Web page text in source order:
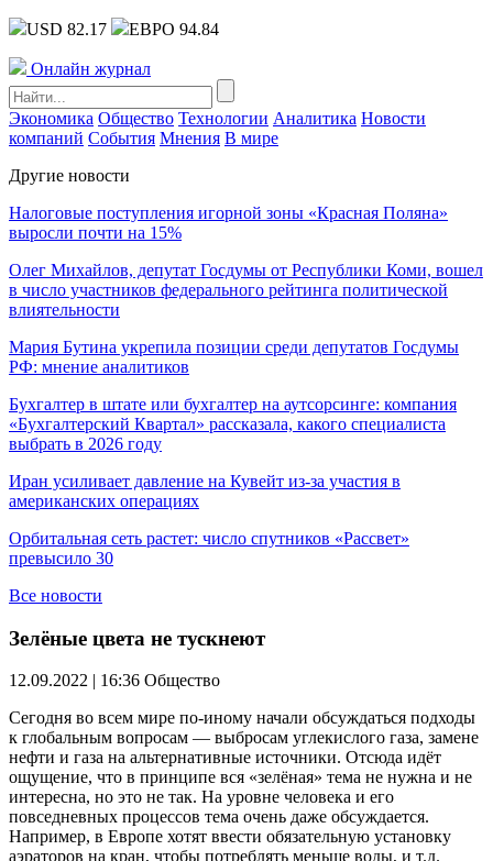
USD 82.17 ЕВРО 94.84
Онлайн журнал
Экономика Общество Технологии Аналитика Новости
компаний События Мнения В мире
Другие новости
Налоговые поступления игорной зоны «Красная Поляна»
выросли почти на 15%
Олег Михайлов, депутат Госдумы от Республики Коми, вошел
в число участников федерального рейтинга политической
влиятельности
Мария Бутина укрепила позиции среди депутатов Госдумы
РФ: мнение аналитиков
Бухгалтер в штате или бухгалтер на аутсорсинге: компания
«Бухгалтерский Квартал» рассказала, какого специалиста
выбрать в 2026 году
Иран усиливает давление на Кувейт из-за участия в
американских операциях
Орбитальная сеть растет: число спутников «Рассвет»
превысило 30
Все новости
Зелёные цвета не тускнеют
12.09.2022 | 16:36 Общество
Сегодня во всем мире по-иному начали обсуждаться подходы
к глобальным вопросам — выбросам углекислого газа, замене
нефти и газа на альтернативные источники. Отсюда идёт
ощущение, что в принципе вся «зелёная» тема не нужна и не
интересна, но это не так. На уровне человека и его
повседневных процессов тема очень даже обсуждается.
Например, в Европе хотят ввести обязательную установку
аэраторов на кран, чтобы потреблять меньше воды, и т.д.